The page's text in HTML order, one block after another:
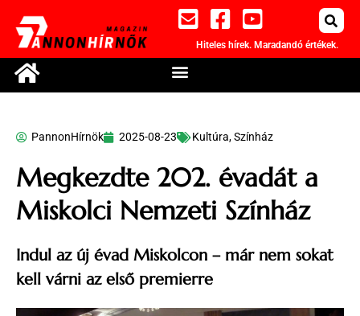
Hiteles hírek. Maradandó értékek.
PannonHírnök 2025-08-23 Kultúra,Színház
Megkezdte 202. évadát a
Miskolci Nemzeti Színház
Indul az új évad Miskolcon – már nem sokat
kell várni az első premierre